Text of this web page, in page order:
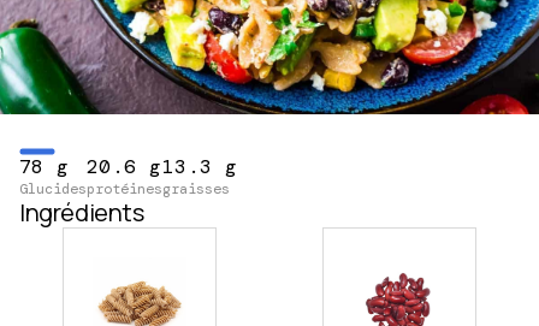
78 g
Glucides
20.6 g
protéines
13.3 g
graisses
Ingrédients